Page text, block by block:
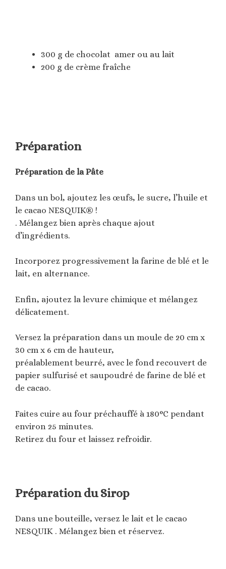
300 g de chocolat amer ou au lait
200 g de crème fraîche
Préparation
Préparation de la Pâte
Dans un bol, ajoutez les œufs, le sucre, l’huile et
le cacao NESQUIK® !
. Mélangez bien après chaque ajout
d’ingrédients.
Incorporez progressivement la farine de blé et le
lait, en alternance.
Enfin, ajoutez la levure chimique et mélangez
délicatement.
Versez la préparation dans un moule de 20 cm x
30 cm x 6 cm de hauteur,
préalablement beurré, avec le fond recouvert de
papier sulfurisé et saupoudré de farine de blé et
de cacao.
Faites cuire au four préchauffé à 180°C pendant
environ 25 minutes.
Retirez du four et laissez refroidir.
Préparation du Sirop
Dans une bouteille, versez le lait et le cacao
NESQUIK . Mélangez bien et réservez.